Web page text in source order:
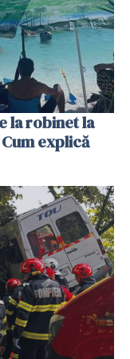
la robinet la
explică